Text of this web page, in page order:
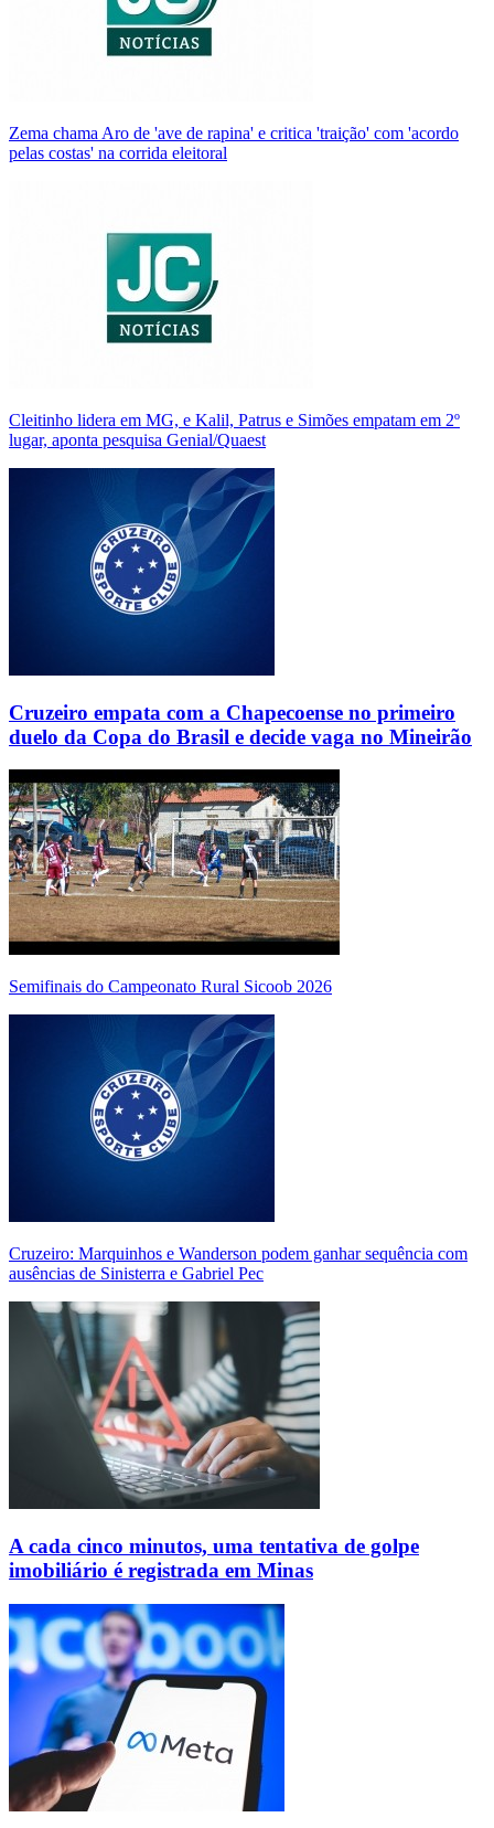
Zema chama Aro de 'ave de rapina' e critica 'traição' com 'acordo
pelas costas' na corrida eleitoral
Cleitinho lidera em MG, e Kalil, Patrus e Simões empatam em 2º
lugar, aponta pesquisa Genial/Quaest
Cruzeiro empata com a Chapecoense no primeiro
duelo da Copa do Brasil e decide vaga no Mineirão
Semifinais do Campeonato Rural Sicoob 2026
Cruzeiro: Marquinhos e Wanderson podem ganhar sequência com
ausências de Sinisterra e Gabriel Pec
A cada cinco minutos, uma tentativa de golpe
imobiliário é registrada em Minas